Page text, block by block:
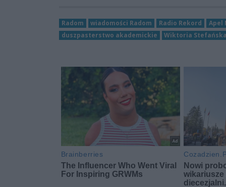
Radom wiadomości Radom Radio Rekord Apel
duszpasterstwo akademickie
Wiktoria Stefańska